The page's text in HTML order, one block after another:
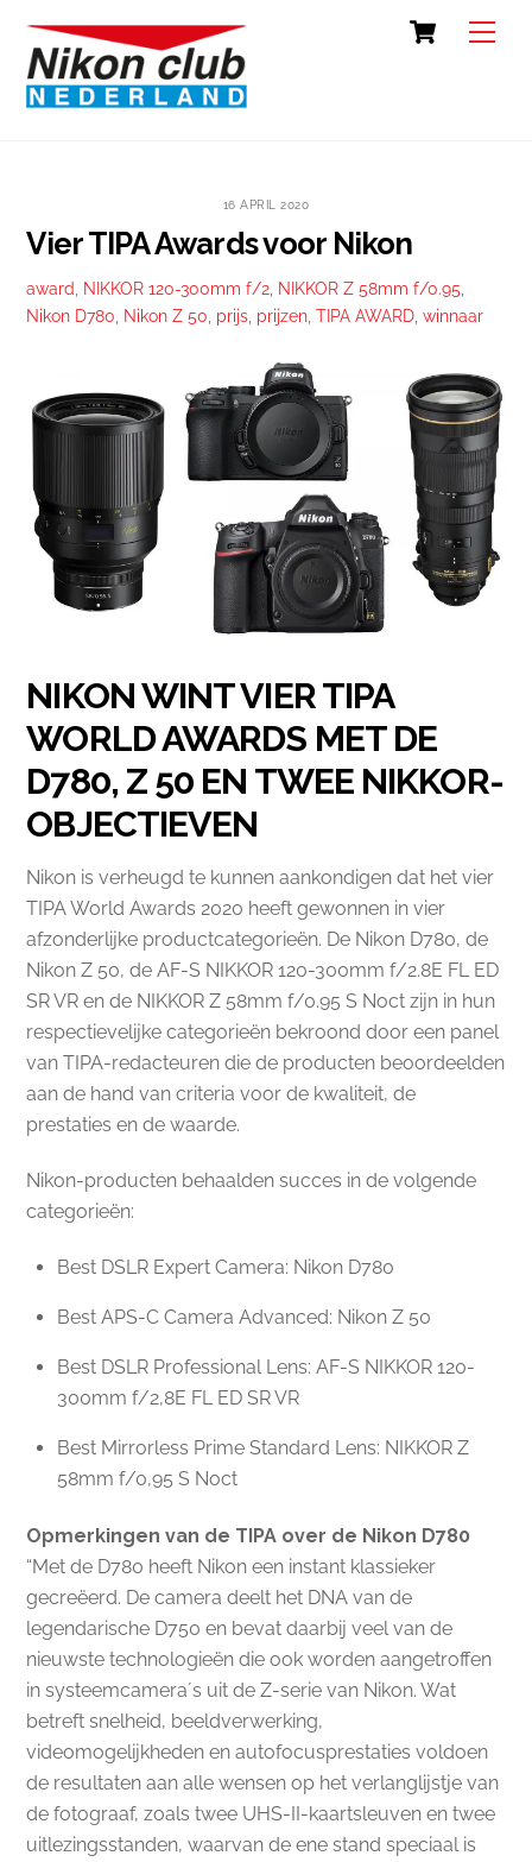
content
Cart
16 APRIL 2020
Vier TIPA Awards voor Nikon
award NIKKOR 120-300mm f/2 NIKKOR Z 58mm f/0.95
Nikon D780 Nikon Z 50 prijs prijzen ,TIPA AWARD ,winnaar
NIKON WINT VIER TIPA
WORLD AWARDS MET DE
D780, Z 50 EN TWEE NIKKOR-
OBJECTIEVEN
Nikon is verheugd te kunnen aankondigen dat het vier
TIPA World Awards 2020 heeft gewonnen in vier
afzonderlijke productcategorieën. De Nikon D780, de
Nikon Z 50, de AF-S NIKKOR 120-300mm f/2.8E FL ED
SR VR en de NIKKOR Z 58mm f/0.95 S Noct zijn in hun
respectievelijke categorieën bekroond door een panel
van TIPA-redacteuren die de producten beoordeelden
aan de hand van criteria voor de kwaliteit, de
prestaties en de waarde.
Nikon-producten behaalden succes in de volgende
categorieën:
Best DSLR Expert Camera: Nikon D780
Best APS-C Camera Advanced: Nikon Z 50
Best DSLR Professional Lens: AF-S NIKKOR 120-
300mm f/2,8E FL ED SR VR
Best Mirrorless Prime Standard Lens: NIKKOR Z
58mm f/0,95 S Noct
Opmerkingen van de TIPA over de Nikon D780
“Met de D780 heeft Nikon een instant klassieker
gecreëerd. De camera deelt het DNA van de
legendarische D750 en bevat daarbij veel van de
nieuwste technologieën die ook worden aangetroffen
in systeemcamera´s uit de Z-serie van Nikon. Wat
betreft snelheid, beeldverwerking,
videomogelijkheden en autofocusprestaties voldoen
de resultaten aan alle wensen op het verlanglijstje van
de fotograaf, zoals twee UHS-II-kaartsleuven en twee
uitlezingsstanden, waarvan de ene stand speciaal is